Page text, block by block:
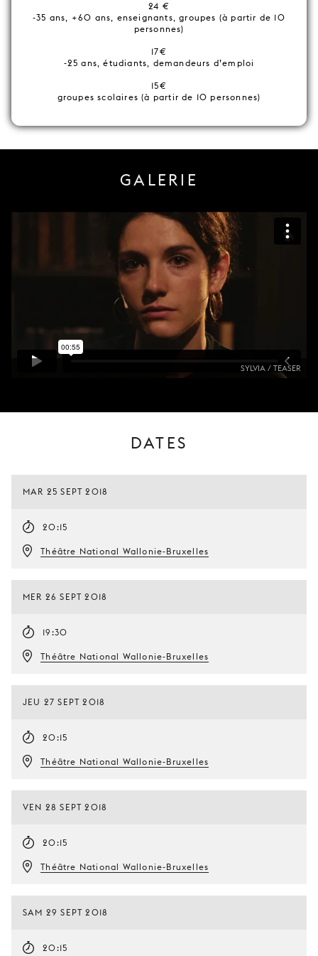
24 €
-35 ans, +60 ans, enseignants, groupes (à partir de 10
personnes)
17€
-25 ans, étudiants, demandeurs d’emploi
15€
groupes scolaires (à partir de 10 personnes)
GALERIE
SYLVIA / TEASER
DATES
MAR 25 SEPT 2018
20:15
Théâtre National Wallonie-Bruxelles
MER 26 SEPT 2018
19:30
Théâtre National Wallonie-Bruxelles
JEU 27 SEPT 2018
20:15
Théâtre National Wallonie-Bruxelles
VEN 28 SEPT 2018
20:15
Théâtre National Wallonie-Bruxelles
SAM 29 SEPT 2018
20:15